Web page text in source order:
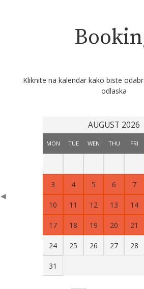
Kliknite na kalendar kako biste
odlaska
AUGUST 2026
MON TUE WEN THU FRI
3 4 5 6 7
10 11 12 13 14
17 18 19 20 21
24 25 26 27 28
31
◀